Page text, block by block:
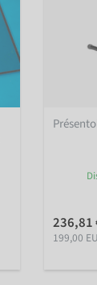
236,81
199,00